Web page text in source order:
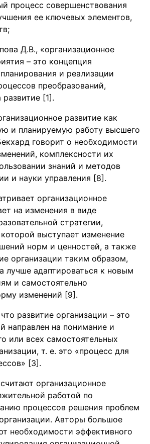
процесс совершенствования
ее ключевых элементов,
Д.В., «организационное
– это концепция
и реализации
преобразований,
развитие [1].
развитие как
и планируемую работу высшего
говорит о необходимости
комплексности их
знаний и методов
и науки управления [8].
организационное
на изменения в виде
стратегии,
выступает изменение
норм и ценностей, а также
организации таким образом,
лучше адаптироваться к новым
и самостоятельно
изменений [9].
развитие организации – это
направлен на понимание и
или всех самостоятельных
т. е. это «процесс для
[3].
организационное
работой по
процессов решения проблем
Авторы большое
необходимости эффективного